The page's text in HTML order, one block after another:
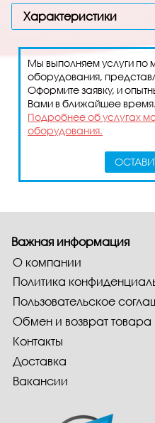
Характеристики
Мы выполняем услуги по
оборудования,
Оформите заявку, и
Вами в ближайшее время.
Подробнее об услугах
оборудования.
Важная информация
О компании
Политика
Пользовательское
Обмен и возврат товара
Контакты
Доставка
Вакансии